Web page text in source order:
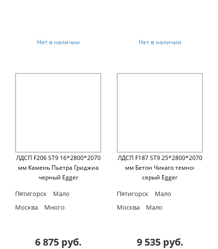
Нет в наличии Нет в наличии
ЛДСП F206 ST9 16*2800*2070
мм Камень Пьетра Гриджиа
черный Egger
Пятигорск
Мало
Москва
Много
6 875 руб.
ЛДСП F187 ST9 25*2800*2070
мм Бетон Чикаго темно-
серый Egger
Пятигорск
Мало
Москва
Мало
9 535 руб.